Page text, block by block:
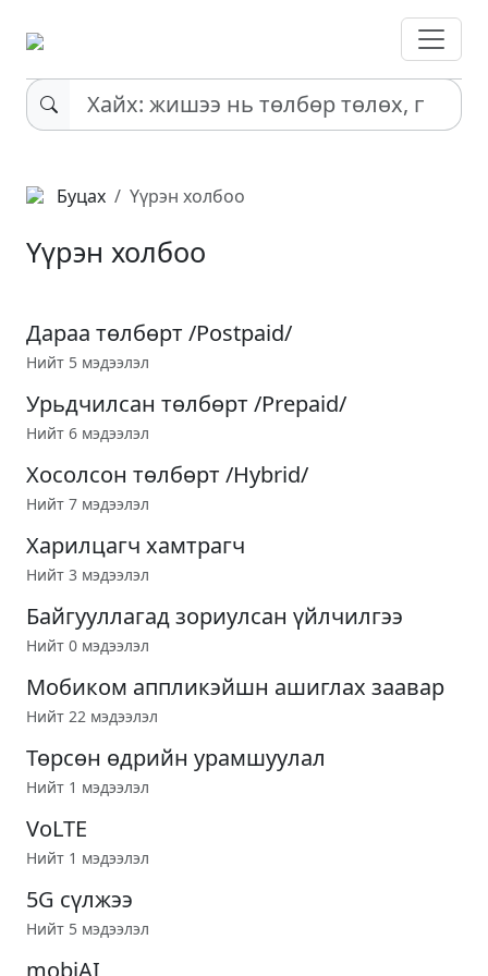
Буцах Үүрэн холбоо
Үүрэн холбоо
Дараа төлбөрт /Postpaid/
Нийт 5 мэдээлэл
Урьдчилсан төлбөрт /Prepaid/
Нийт 6 мэдээлэл
Хосолсон төлбөрт /Hybrid/
Нийт 7 мэдээлэл
Харилцагч хамтрагч
Нийт 3 мэдээлэл
Байгууллагад зориулсан үйлчилгээ
Нийт 0 мэдээлэл
Mобиком aппликэйшн ашиглах заавар
Нийт 22 мэдээлэл
Төрсөн өдрийн урамшуулал
Нийт 1 мэдээлэл
VoLTE
Нийт 1 мэдээлэл
5G сүлжээ
Нийт 5 мэдээлэл
mobiAI